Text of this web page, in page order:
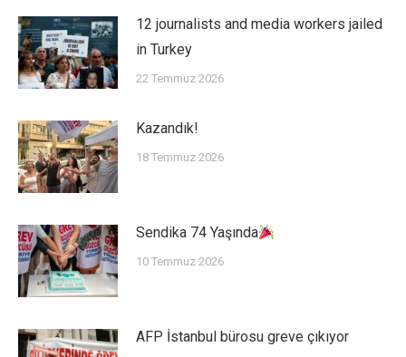
12 journalists and media workers jailed
in Turkey
22 Temmuz 2026
Kazandık!
18 Temmuz 2026
Sendika 74 Yaşında
10 Temmuz 2026
AFP İstanbul bürosu greve çıkıyor